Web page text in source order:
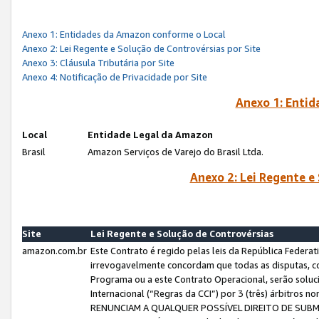
Anexo 1: Entidades da Amazon conforme o Local
Anexo 2: Lei Regente e Solução de Controvérsias por Site
Anexo 3: Cláusula Tributária por Site
Anexo 4: Notificação de Privacidade por Site
Anexo 1:
Local
Entidade Legal da Amazon
Brasil
Amazon Serviços de Varejo do Brasil Ltda.
Anexo 2: Lei Regente
Site
Lei Regente e Solução de Controvérsias
amazon.com.br Este Contrato é regido pelas leis da República
irrevogavelmente concordam que todas as disputas,
Programa ou a este Contrato Operacional, serão
Internacional (“Regras da CCI”) por 3 (três) árbitros
RENUNCIAM A QUALQUER POSSÍVEL DIREITO DE